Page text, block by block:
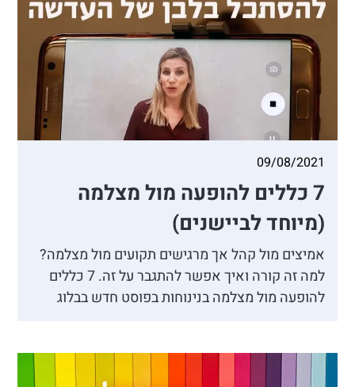
09/08/2021
7 כללים להופעה מול מצלמה
(מיוחד לביישנים)
אמיצים מול קהל אך מרגישים תקועים מול מצלמה?
למה זה קורה ואיך אפשר להתגבר על זה. 7 כללים
להופעה מול מצלמה בנינוחות בפוסט חדש בבלוג